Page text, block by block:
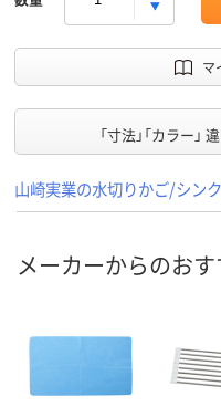
マ
「寸法」「カラー」
山崎実業の水切りかご/シン
メーカーからのお